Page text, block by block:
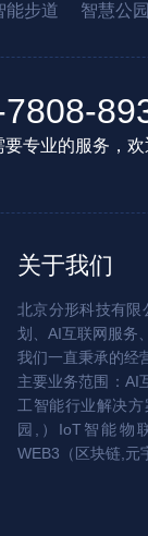
能步道 智慧公园
要专业的服务，
关于我们
北京分形科技有限
划、AI互联网服务
我们一直秉承的经
主要业务范围：AI
工智能行业解决
园,）IoT智能物
WEB3（区块链,元